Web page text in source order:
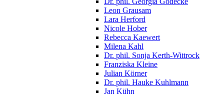
Leon Grausam
Lara Herford
Nicole Hober
Rebecca Kaewert
Milena Kahl
Dr. phil. Sonja Kerth-Wittrock
Franziska Kleine
Julian Körner
Dr. phil. Hauke Kuhlmann
Jan Kühn